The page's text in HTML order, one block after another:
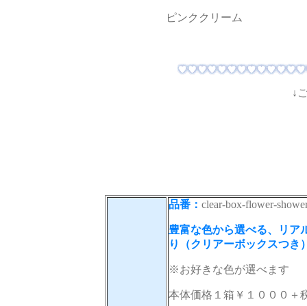
ピンククリーム
↓
品番： clear-box-flower-
豊富な色から選べる、リア
り（クリアーボックスつき
※お好きな色が選べます
本体価格１箱￥１０００＋